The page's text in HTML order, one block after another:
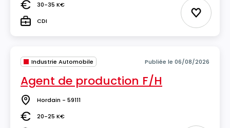
Salaire30-35 K€
TypeCDI Ajouter
Industrie Automobile Publiée le 06/08/2026
Agent de production F/H
Lieu Hordain - 59111
Salaire20-25 K€